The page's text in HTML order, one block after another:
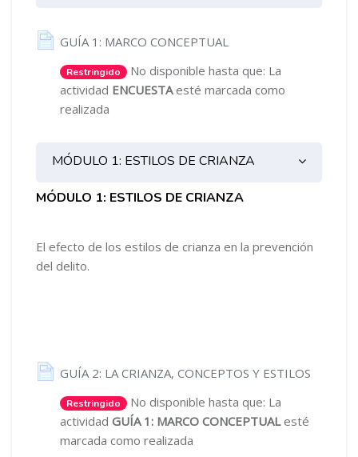
GUÍA 1: MARCO CONCEPTUAL
Restringido
No disponible hasta que: La
actividad ENCUESTAesté marcada como
realizada
MÓDULO 1: ESTILOS DE CRIANZA
MÓDULO 1: ESTILOS DE CRIANZA
El efecto de los estilos de crianza en la prevención
del delito.
GUÍA 2: LA CRIANZA, CONCEPTOS Y ESTILOS
Restringido
No disponible hasta que: La
actividad GUÍA 1: MARCO CONCEPTUALesté
marcada como realizada